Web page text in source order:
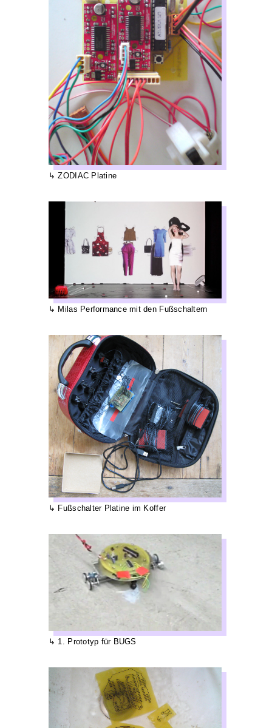
ZODIAC Platine
Milas Performance mit den Fußschaltern
Fußschalter Platine im Koffer
1. Prototyp für BUGS